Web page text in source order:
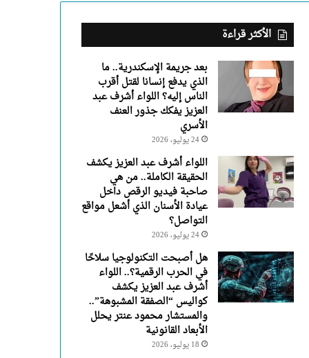
يفكك
جذور
العنف
الأسري
الأكثر قراءة
بعد جريمة الإسكندرية.. ما
الذي يدفع إنسانا لقتل أقرب
الناس إليه؟ اللواء أشرف عبد
العزيز يفكك جذور العنف
الأسري
24 يوليو، 2026
اللواء أشرف عبد العزيز يكشف
الحقيقة الكاملة.. من هي
صاحبة فيديو الرقص داخل
عيادة الأسنان الذي أشعل مواقع
التواصل؟
24 يوليو، 2026
هل أصبحت التكنولوجيا سلاحًا
في الحرب الرقمية؟.. اللواء
أشرف عبد العزيز يكشف
كواليس “الصفقة المشبوهة”..
والمستشار محمود عنتر يحلل
الأبعاد القانونية
18 يوليو، 2026